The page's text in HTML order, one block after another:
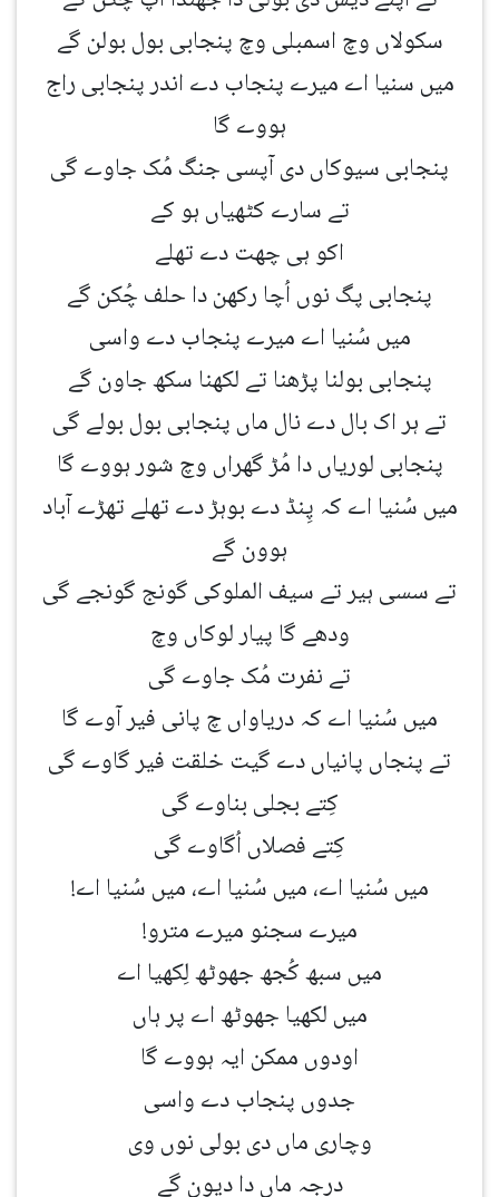
سکولاں وچ اسمبلی وچ پنجابی بول بولن گے
میں سنیا اے میرے پنجاب دے اندر پنجابی راج
ہووے گا
پنجابی سیوکاں دی آپسی جنگ مُک جاوے گی
تے سارے کٹھیاں ہو کے
اکو ہی چھت دے تھلے
پنجابی پگ نوں اُچا رکھن دا حلف چُکن گے
میں سُنیا اے میرے پنجاب دے واسی
پنجابی بولنا پڑھنا تے لکھنا سکھ جاون گے
تے ہر اک بال دے نال ماں پنجابی بول بولے گی
پنجابی لوریاں دا مُڑ گھراں وچ شور ہووے گا
میں سُنیا اے کہ پِنڈ دے بوہڑ دے تھلے تھڑے آباد
ہوون گے
تے سسی ہیر تے سیف الملوکی گونج گونجے گی
ودھے گا پیار لوکاں وچ
تے نفرت مُک جاوے گی
میں سُنیا اے کہ دریاواں چ پانی فیر آوے گا
تے پنجاں پانیاں دے گیت خلقت فیر گاوے گی
کِتے بجلی بناوے گی
کِتے فصلاں اُگاوے گی
میں سُنیا اے، میں سُنیا اے، میں سُنیا اے!
میرے سجنو میرے مترو!
میں سبھ کُجھ جھوٹھ لِکھیا اے
میں لکھیا جھوٹھ اے پر ہاں
اودوں ممکن ایہ ہووے گا
جدوں پنجاب دے واسی
وچاری ماں دی بولی نوں وی
درجہ ماں دا دیون گے